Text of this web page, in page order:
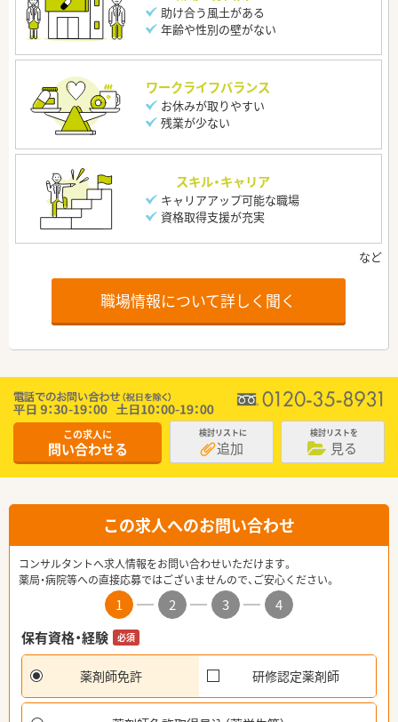
助け合う風土がある
年齢や性別の壁がない
ワークライフバランス
お休みが取りやすい
残業が少ない
スキル・キャリア
キャリアアップ可能な職場
資格取得支援が充実
職場情報について詳しく聞く
この求人に
問い合わせる
検討リストに
追加
検討リストを
見る
この求人へのお問い合わせ
コンサルタントへ求人情報をお問い合わせいただけます。
薬局・病院等への直接応募ではございませんので、ご安心ください。
1 2 3
4
保有資格・経験
必須
薬剤師免許 研修認定薬剤師